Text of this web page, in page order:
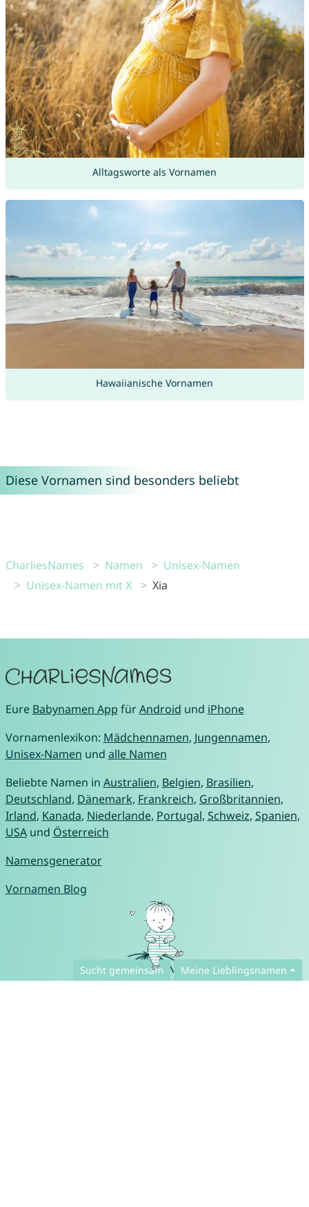
Alltagsworte als Vornamen
Hawaiianische Vornamen
Diese Vornamen sind besonders beliebt
CharliesNames Namen
Unisex-Namen
Unisex-Namen mit X
Xia
Sucht gemeinsam Meine Lieblingsnamen
Eure Babynamen App fürAndroid und iPhone
Vornamenlexikon: Mädchennamen, Jungennamen,
Unisex-Namen und alle Namen
Beliebte Namen in Australien, Belgien, Brasilien,
Deutschland, Dänemark, Frankreich, Großbritannien,
Irland, Kanada, Niederlande, Portugal, Schweiz, Spanien,
USAund Österreich
Namensgenerator
Vornamen Blog